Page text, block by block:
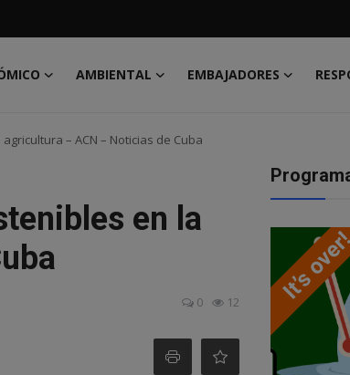
AMBIENTAL EMBAJADORES
– ACN – Noticias de Cuba
en la
0 12